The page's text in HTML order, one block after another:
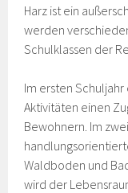
Harz ist ein
werden
Schulklassen der
Im ersten
Aktivitäten einen
Bewohnern. Im
Waldboden und
wird der